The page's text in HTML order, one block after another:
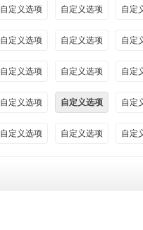
自定义选项 自定义选项 自定
自定义选项 自定义选项 自定
自定义选项 自定义选项 自定
自定义选项 自定义选项 自定
自定义选项 自定义选项 自定